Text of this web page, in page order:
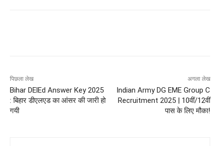
पिछला लेख
Bihar DElEd Answer Key 2025
: बिहार डीएलएड का आंसर की जारी हो
गयी
अगला लेख
Indian Army DG EME Group C
Recruitment 2025 | 10वीं/12वीं
पास के लिए मौका!